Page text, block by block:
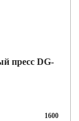
пресс DG-
1600